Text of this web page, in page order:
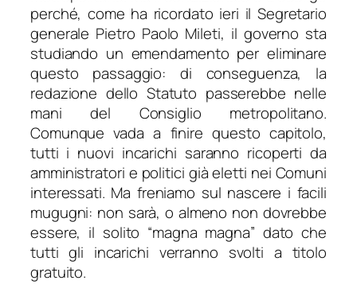
perché, come ha ricordato ieri il Segretario
generale Pietro Paolo Mileti, il governo sta
studiando un emendamento per eliminare
questo passaggio: di conseguenza, la
redazione dello Statuto passerebbe nelle
mani del Consiglio metropolitano.
Comunque vada a finire questo capitolo,
tutti i nuovi incarichi saranno ricoperti da
amministratori e politici già eletti nei Comuni
interessati. Ma freniamo sul nascere i facili
mugugni: non sarà, o almeno non dovrebbe
essere, il solito “magna magna” dato che
tutti gli incarichi verranno svolti a titolo
gratuito.